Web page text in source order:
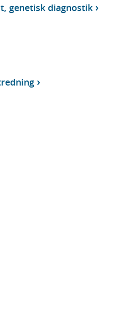
genetisk diagnostik